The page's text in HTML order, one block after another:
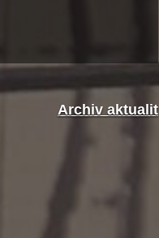
Archiv aktualit